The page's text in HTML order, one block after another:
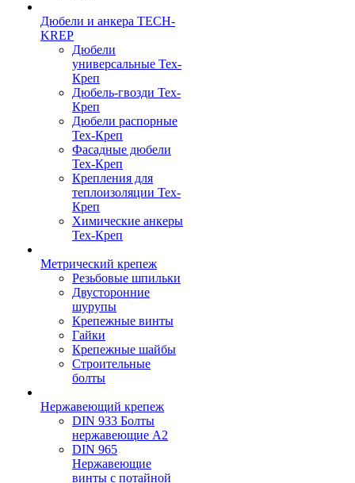
Дюбели и анкера TECH-
KREP
Дюбели
универсальные Тех-
Креп
Дюбель-гвозди Тех-
Креп
Дюбели распорные
Тех-Креп
Фасадные дюбели
Тех-Креп
Крепления для
теплоизоляции Тех-
Креп
Химические анкеры
Тех-Креп
Метрический крепеж
Резьбовые шпильки
Двусторонние
шурупы
Крепежные винты
Гайки
Крепежные шайбы
Строительные
болты
Нержавеющий крепеж
DIN 933 Болты
нержавеющие А2
DIN 965
Нержавеющие
винты с потайной